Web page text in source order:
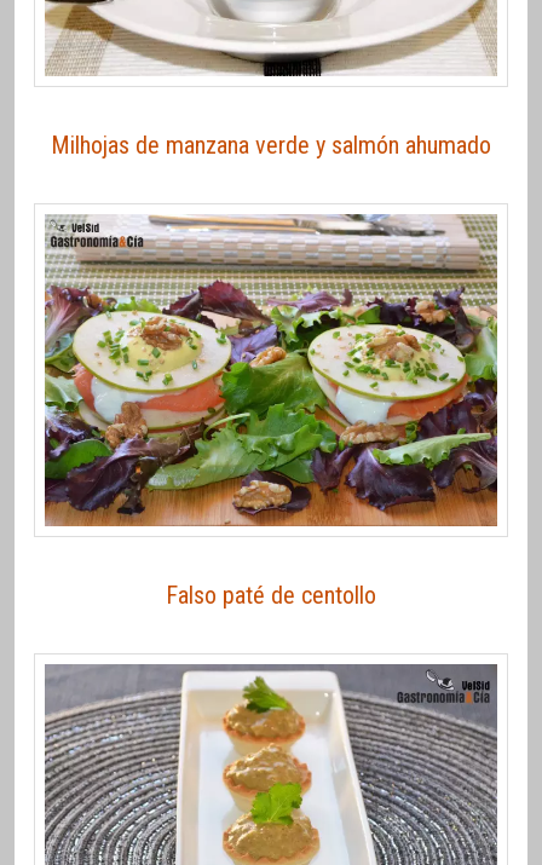
Milhojas de manzana verde y salmón ahumado
Falso paté de centollo